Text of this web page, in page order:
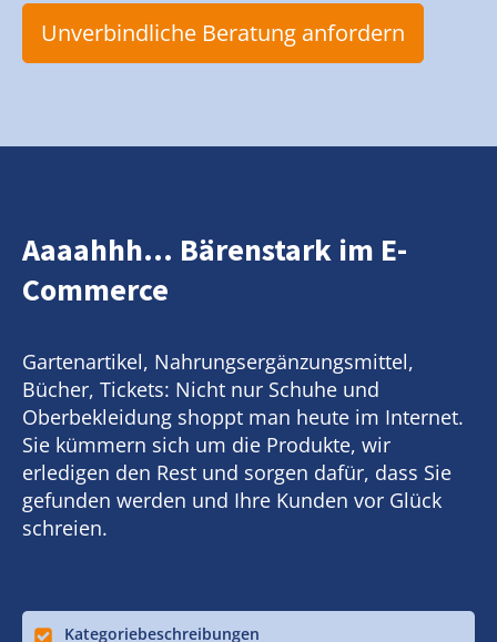
Unverbindliche Beratung anfordern
Aaaahhh... Bärenstark im E-
Commerce
Gartenartikel, Nahrungsergänzungsmittel,
Bücher, Tickets: Nicht nur Schuhe und
Oberbekleidung shoppt man heute im Internet.
Sie kümmern sich um die Produkte, wir
erledigen den Rest und sorgen dafür, dass Sie
gefunden werden und Ihre Kunden vor Glück
schreien.
Kategoriebeschreibungen